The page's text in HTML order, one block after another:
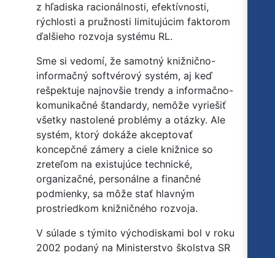
z hľadiska racionálnosti, efektívnosti,
rýchlosti a pružnosti limitujúcim faktorom
ďalšieho rozvoja systému RL.
Sme si vedomí, že samotný knižnično-
informačný softvérový systém, aj keď
rešpektuje najnovšie trendy a informačno-
komunikačné štandardy, nemôže vyriešiť
všetky nastolené problémy a otázky. Ale
systém, ktorý dokáže akceptovať
koncepčné zámery a ciele knižnice so
zreteľom na existujúce technické,
organizačné, personálne a finančné
podmienky, sa môže stať hlavným
prostriedkom knižničného rozvoja.
V súlade s týmito východiskami bol v roku
2002 podaný na Ministerstvo školstva SR